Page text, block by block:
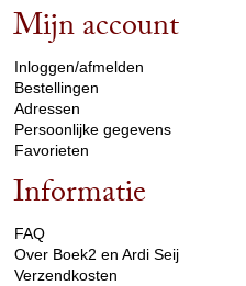
Mijn account
Inloggen/afmelden
Bestellingen
Adressen
Persoonlijke gegevens
Favorieten
Informatie
FAQ
Over Boek2 en Ardi Seij
Verzendkosten